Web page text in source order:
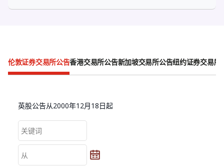
伦敦证券交易所公告香港交易所公告新加坡交易所公告纽约证券交易所